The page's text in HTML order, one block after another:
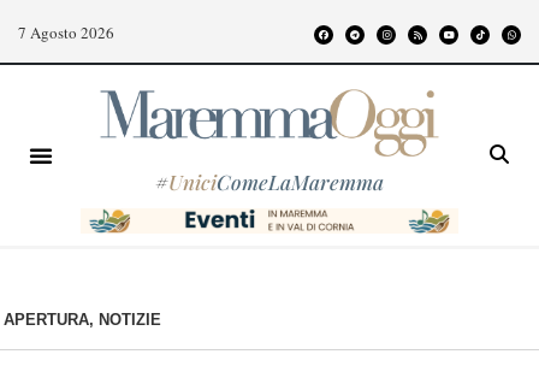
7 Agosto 2026
#UniciComeLaMaremma
APERTURA, NOTIZIE